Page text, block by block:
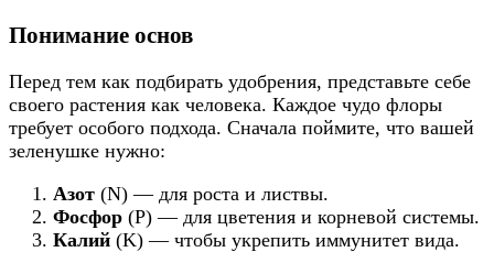
Понимание основ
Перед тем как подбирать удобрения, представьте себе
своего растения как человека. Каждое чудо флоры
требует особого подхода. Сначала поймите, что вашей
зеленушке нужно:
Азот (N) — для роста и листвы.
Фосфор (P) — для цветения и корневой системы.
Калий (K) — чтобы укрепить иммунитет вида.